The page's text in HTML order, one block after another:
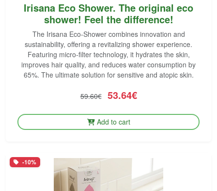
Irisana Eco Shower. The original eco
shower! Feel the difference!
The Irisana Eco-Shower combines innovation and
sustainability, offering a revitalizing shower experience.
Featuring micro-filter technology, it hydrates the skin,
improves hair quality, and reduces water consumption by
65%. The ultimate solution for sensitive and atopic skin.
59.60€ 53.64€
Add to cart
-10%